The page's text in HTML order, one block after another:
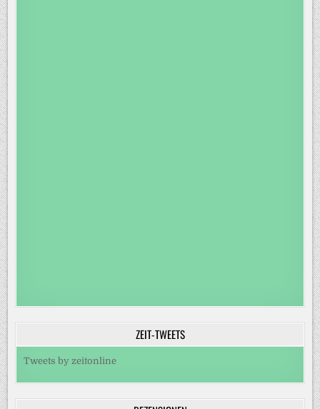
ZEIT-TWEETS
Tweets by zeitonline